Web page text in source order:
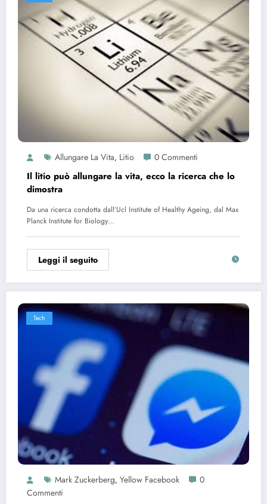
Allungare La Vita, Litio 0 Commenti
Il litio può allungare la vita, ecco la ricerca che lo
dimostra
Da una ricerca condotta dall’Ucl Institute of Healthy Ageing, dal Max
Planck Institute for Biology…
Leggi il seguito
Tech
Mark Zuckerberg, Yellow Facebook
0
Commenti